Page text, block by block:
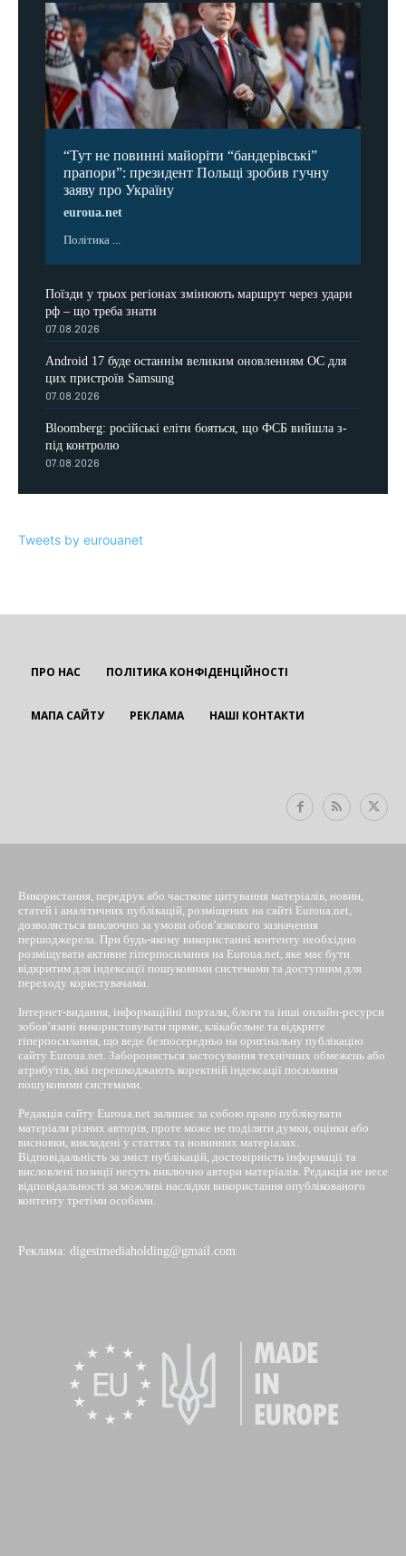
“Тут не повинні майоріти “бандерівські”
прапори”: президент Польщі зробив гучну
заяву про Україну
euroua.net
Політика ...
Поїзди у трьох регіонах змінюють маршрут через удари
рф – що треба знати
07.08.2026
Android 17 буде останнім великим оновленням ОС для
цих пристроїв Samsung
07.08.2026
Bloomberg: російські еліти бояться, що ФСБ вийшла з-
під контролю
07.08.2026
Tweets by eurouanet
ПРО НАС ПОЛІТИКА КОНФІДЕНЦІЙНОСТІ
МАПА САЙТУ РЕКЛАМА НАШІ КОНТАКТИ
Використання, передрук або часткове цитування матеріалів, новин,
статей і аналітичних публікацій, розміщених на сайті Euroua.net,
дозволяється виключно за умови обов’язкового зазначення
першоджерела. При будь-якому використанні контенту необхідно
розміщувати активне гіперпосилання на Euroua.net, яке має бути
відкритим для індексації пошуковими системами та доступним для
переходу користувачами.
Інтернет-видання, інформаційні портали, блоги та інші онлайн-ресурси
зобов’язані використовувати пряме, клікабельне та відкрите
гіперпосилання, що веде безпосередньо на оригінальну публікацію
сайту Euroua.net. Забороняється застосування технічних обмежень або
атрибутів, які перешкоджають коректній індексації посилання
пошуковими системами.
Редакція сайту Euroua.net залишає за собою право публікувати
матеріали різних авторів, проте може не поділяти думки, оцінки або
висновки, викладені у статтях та новинних матеріалах.
Відповідальність за зміст публікацій, достовірність інформації та
висловлені позиції несуть виключно автори матеріалів. Редакція не несе
відповідальності за можливі наслідки використання опублікованого
контенту третіми особами.
Реклама: digestmediaholding@gmail.com